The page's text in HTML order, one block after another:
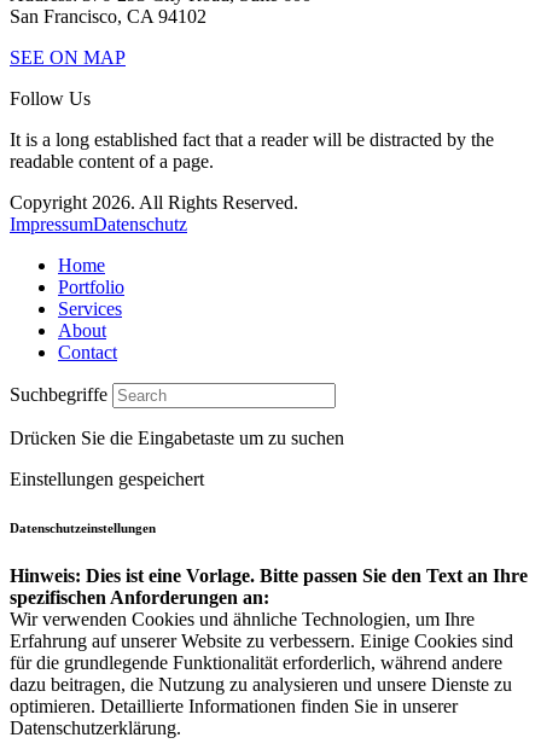
San Francisco, CA 94102
SEE ON MAP
Follow Us
It is a long established fact that a reader will be distracted by the
readable content of a page.
Copyright 2026. All Rights Reserved.
ImpressumDatenschutz
Home
Portfolio
Services
About
Contact
Suchbegriffe
Drücken Sie die Eingabetaste um zu suchen
Einstellungen gespeichert
Datenschutzeinstellungen
Hinweis: Dies ist eine Vorlage. Bitte passen Sie den Text an Ihre
spezifischen Anforderungen an:
Wir verwenden Cookies und ähnliche Technologien, um Ihre
Erfahrung auf unserer Website zu verbessern. Einige Cookies sind
für die grundlegende Funktionalität erforderlich, während andere
dazu beitragen, die Nutzung zu analysieren und unsere Dienste zu
optimieren. Detaillierte Informationen finden Sie in unserer
Datenschutzerklärung.